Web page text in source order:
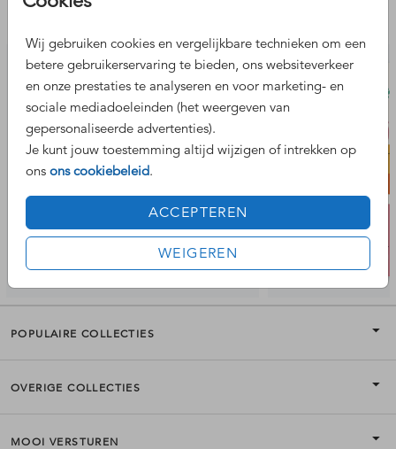
Wij gebruiken cookies en vergelijkbare technieken om een
betere gebruikerservaring te bieden, ons websiteverkeer
en onze prestaties te analyseren en voor marketing- en
sociale mediadoeleinden (het weergeven van
gepersonaliseerde advertenties).
Je kunt jouw toestemming altijd wijzigen of intrekken op
ons ons cookiebeleid.
ACCEPTEREN
WEIGEREN
POPULAIRE COLLECTIES
OVERIGE COLLECTIES
MOOI VERSTUREN